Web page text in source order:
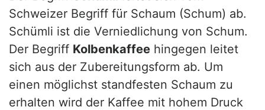
Schweizer Begriff für Schaum (Schum) ab.
Schümli ist die Verniedlichung von Schum.
Der Begriff Kolbenkaffee hingegen leitet
sich aus der Zubereitungsform ab. Um
einen möglichst standfesten Schaum zu
erhalten wird der Kaffee mit hohem Druck